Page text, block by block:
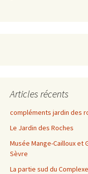
Articles récents
compléments jardin des
Le Jardin des Roches
Musée Mange-Cailloux et
Sèvre
La partie sud du